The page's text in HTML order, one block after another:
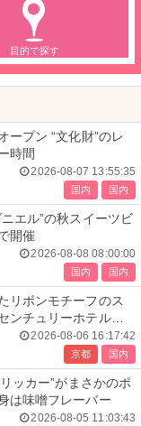
目的で探す
ープン “文化財”のレ
時間
2026-08-07 13:55:35
国内 国内
エル”の秋スイーツビ
開催
2026-08-08 08:00:00
国内 国内
リボンモチーフのス
ンチュリーホテルで
2026-08-06 16:17:42
京都 国内
ッカー”がまさかのポ
は味噌フレーバー
2026-08-05 11:03:43